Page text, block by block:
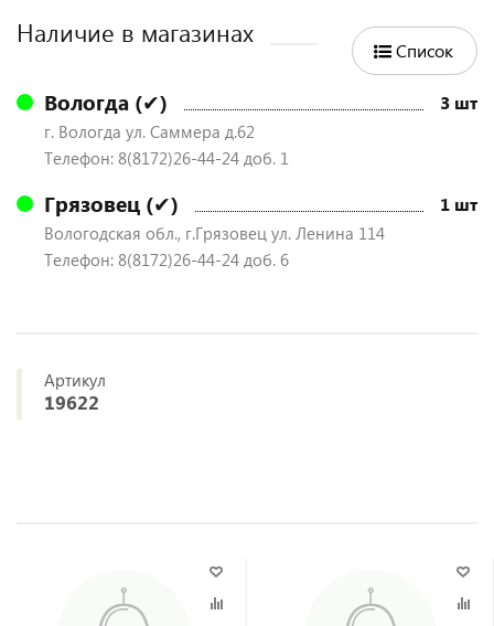
Наличие в магазинах
Список
Вологда (✔) 3 шт
г. Вологда ул. Саммера д.62
Телефон: 8(8172)26-44-24 доб. 1
Грязовец (✔) 1 шт
Вологодская обл., г.Грязовец ул. Ленина 114
Телефон: 8(8172)26-44-24 доб. 6
Артикул
19622